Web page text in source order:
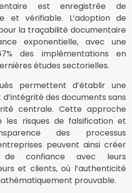
est enregistrée de
et vérifiable. L’adoption de
la traçabilité documentaire
exponentielle, avec une
des implémentations en
études sectorielles.
permettent d’établir une
d’intégrité des documents sans
centrale. Cette approche
les risques de falsification et
des processus
peuvent ainsi créer
de confiance avec leurs
et clients, où l’authenticité
prouvable.